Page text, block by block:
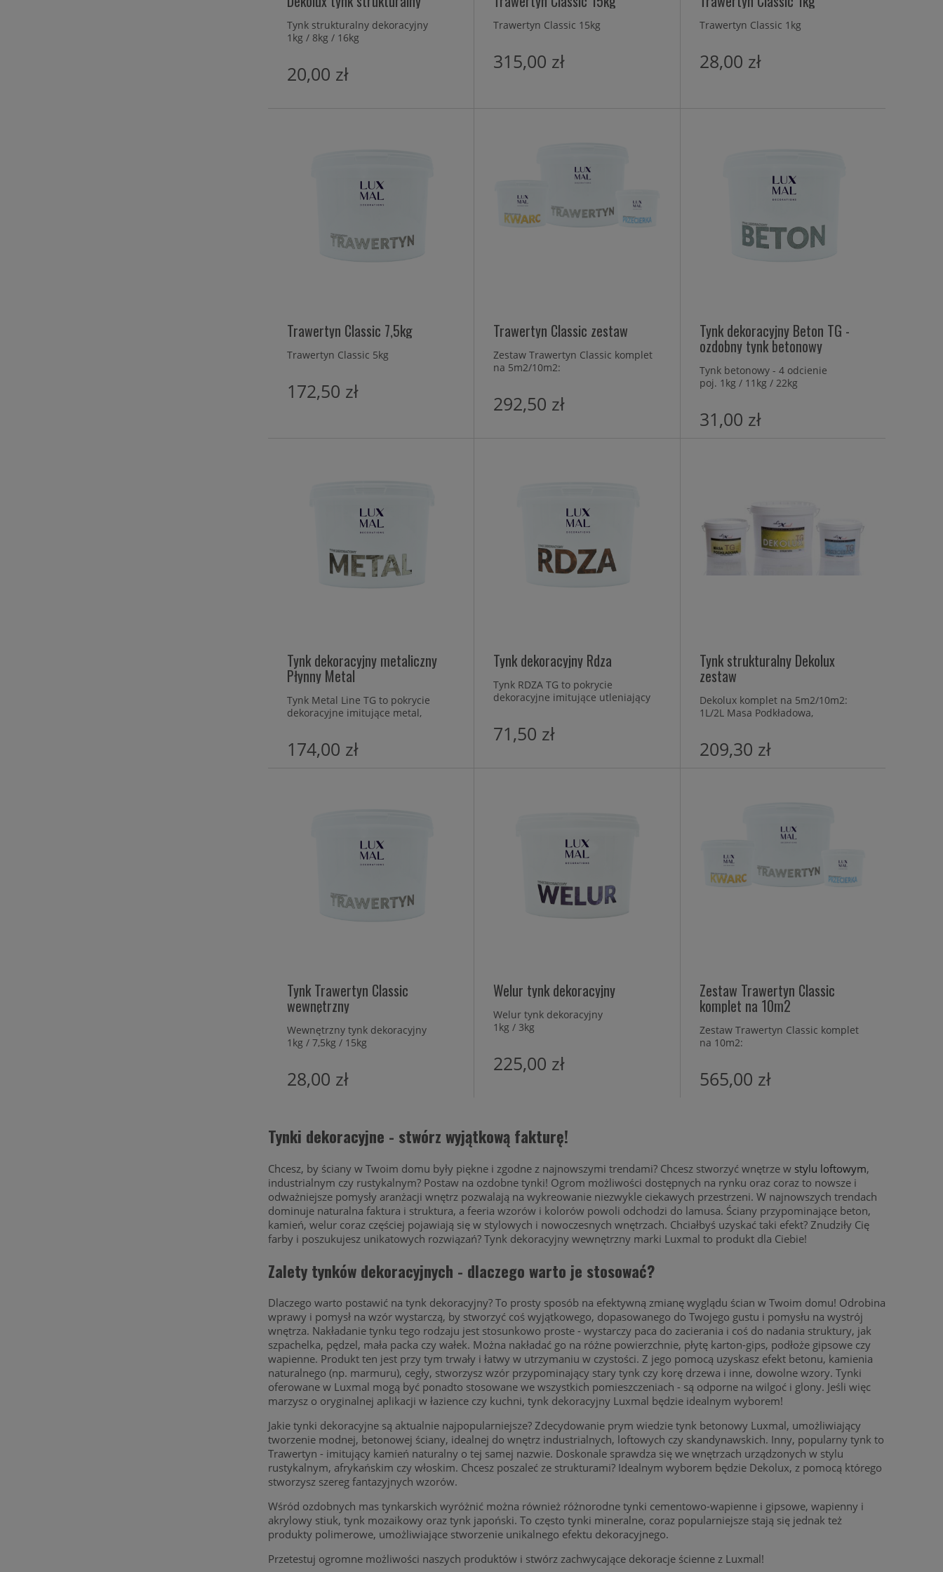
Tynk strukturalny dekoracyjny
1kg / 8kg / 16kg
20,00 zł
Trawertyn Classic 15kg
315,00 zł
Trawertyn Classic 1kg
28,00 zł
Trawertyn Classic 7,5kg
Trawertyn Classic 5kg
172,50 zł
Trawertyn Classic zestaw
Zestaw Trawertyn Classic komplet
na 5m2/10m2:
1L/2L Przecierka
292,50 zł
Tynk dekoracyjny Beton TG -
ozdobny tynk betonowy
Tynk betonowy - 4 odcienie
poj. 1kg / 11kg / 22kg
31,00 zł
Tynk dekoracyjny metaliczny
Płynny Metal
Tynk Metal Line TG to pokrycie
dekoracyjne imitujące metal,
przeznaczony do wykonywania
174,00 zł
Tynk dekoracyjny Rdza
Tynk RDZA TG to pokrycie
dekoracyjne imitujące utleniający
71,50 zł
Tynk strukturalny Dekolux
zestaw
Dekolux komplet na 5m2/10m2:
1L/2L Masa Podkładowa,
0,5L/1L Przecierka
209,30 zł
Tynk Trawertyn Classic
wewnętrzny
Wewnętrzny tynk dekoracyjny
1kg / 7,5kg / 15kg
28,00 zł
Welur tynk dekoracyjny
Welur tynk dekoracyjny
1kg / 3kg
225,00 zł
Zestaw Trawertyn Classic
komplet na 10m2
Zestaw Trawertyn Classic komplet
na 10m2:
2L Przecierka
565,00 zł
Tynki dekoracyjne - stwórz wyjątkową fakturę!
Chcesz, by ściany w Twoim domu były piękne i zgodne z najnowszymi trendami? Chcesz stworzyć wnętrze w stylu loftowym,
industrialnym czy rustykalnym? Postaw na ozdobne tynki! Ogrom możliwości dostępnych na rynku oraz coraz to nowsze i
odważniejsze pomysły aranżacji wnętrz pozwalają na wykreowanie niezwykle ciekawych przestrzeni. W najnowszych trendach
dominuje naturalna faktura i struktura, a feeria wzorów i kolorów powoli odchodzi do lamusa. Ściany przypominające beton,
kamień, welur coraz częściej pojawiają się w stylowych i nowoczesnych wnętrzach. Chciałbyś uzyskać taki efekt? Znudziły Cię
farby i poszukujesz unikatowych rozwiązań? Tynk dekoracyjny wewnętrzny marki Luxmal to produkt dla Ciebie!
Zalety tynków dekoracyjnych - dlaczego warto je stosować?
Dlaczego warto postawić na tynk dekoracyjny? To prosty sposób na efektywną zmianę wyglądu ścian w Twoim domu! Odrobina
wprawy i pomysł na wzór wystarczą, by stworzyć coś wyjątkowego, dopasowanego do Twojego gustu i pomysłu na wystrój
wnętrza. Nakładanie tynku tego rodzaju jest stosunkowo proste - wystarczy paca do zacierania i coś do nadania struktury, jak
szpachelka, pędzel, mała packa czy wałek. Można nakładać go na różne powierzchnie, płytę karton-gips, podłoże gipsowe czy
wapienne. Produkt ten jest przy tym trwały i łatwy w utrzymaniu w czystości. Z jego pomocą uzyskasz efekt betonu, kamienia
naturalnego (np. marmuru), cegły, stworzysz wzór przypominający stary tynk czy korę drzewa i inne, dowolne wzory. Tynki
oferowane w Luxmal mogą być ponadto stosowane we wszystkich pomieszczeniach - są odporne na wilgoć i glony. Jeśli więc
marzysz o oryginalnej aplikacji w łazience czy kuchni, tynk dekoracyjny Luxmal będzie idealnym wyborem!
Jakie tynki dekoracyjne są aktualnie najpopularniejsze? Zdecydowanie prym wiedzie tynk betonowy Luxmal, umożliwiający
tworzenie modnej, betonowej ściany, idealnej do wnętrz industrialnych, loftowych czy skandynawskich. Inny, popularny tynk to
Trawertyn - imitujący kamień naturalny o tej samej nazwie. Doskonale sprawdza się we wnętrzach urządzonych w stylu
rustykalnym, afrykańskim czy włoskim. Chcesz poszaleć ze strukturami? Idealnym wyborem będzie Dekolux, z pomocą którego
stworzysz szereg fantazyjnych wzorów.
Wśród ozdobnych mas tynkarskich wyróżnić można również różnorodne tynki cementowo-wapienne i gipsowe, wapienny i
akrylowy stiuk, tynk mozaikowy oraz tynk japoński. To często tynki mineralne, coraz popularniejsze stają się jednak też
produkty polimerowe, umożliwiające stworzenie unikalnego efektu dekoracyjnego.
Przetestuj ogromne możliwości naszych produktów i stwórz zachwycające dekoracje ścienne z Luxmal!